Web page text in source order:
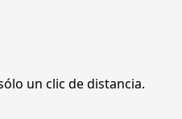
un clic de distancia.